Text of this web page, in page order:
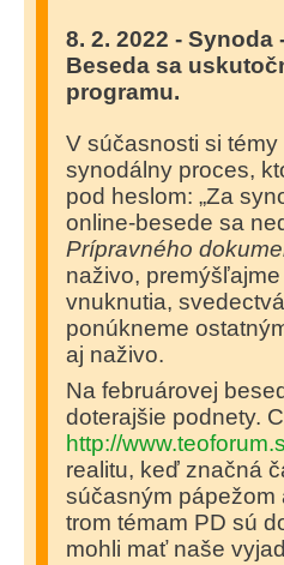
8. 2. 2022 -
Beseda sa
programu.
V súčasnosti si
synodálny proces,
pod heslom: „Za
online-besede sa
Prípravného
naživo,
vnuknutia,
ponúkneme
aj naživo.
Na februárovej
doterajšie podnety.
http://
realitu, keď značná
súčasným pápežom
trom témam PD sú
mohli mať naše